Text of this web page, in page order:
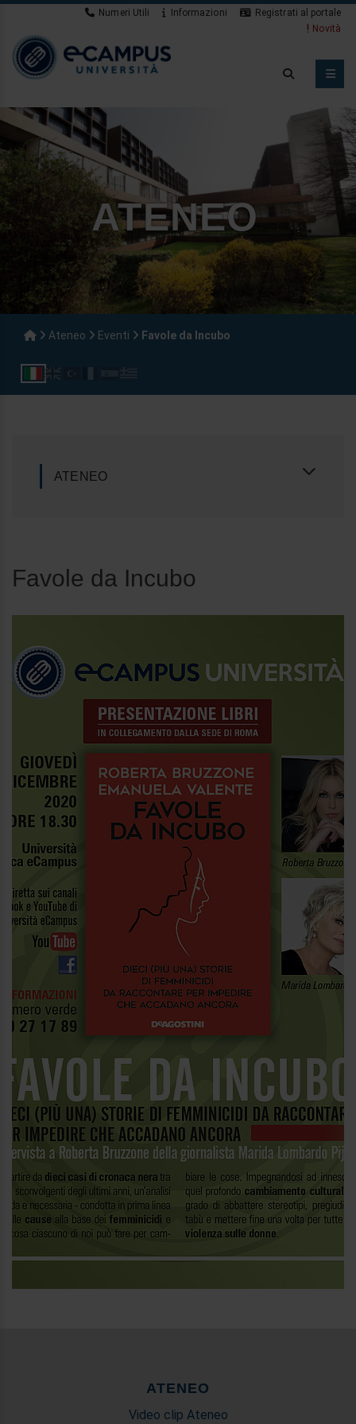
Numeri Utili Informazioni
Registrati al portale
Novità
ATENEO
Ateneo Eventi Favole da Incubo
ATENEO
Favole da Incubo
ATENEO
Video clip Ateneo